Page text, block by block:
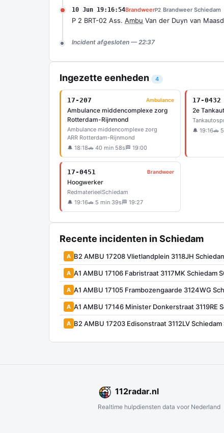
10 Jun 19:16:54BrandweerP2 Brandweer Schiedam
P 2 BRT-02 Ass. Ambu Van der Duyn van
Incident afgesloten — 22:37
Ingezette eenheden 4
17-207 Ambulance
Ambulance middencomplexe zorg
Rotterdam-Rijnmond
Ambulance middencomplexe zorg
ARR Rotterdam-Rijnmond
🔔 18:18🚗 40 min 58s 🏁 19:00
17-0432
2e
🔔 19:16🚗
17-0451 Brandweer
Hoogwerker
RedmaterieelSchiedam
🔔 19:16🚗 5 min 39s 🏁 19:27
Recente incidenten in Schiedam
A B2 AMBU 17208 Vlietlandplein 3118JH
A A1 AMBU 17106 Fabristraat 3117MK Schiedam
A A1 AMBU 17105 Frambozengaarde 3124WG
A A1 AMBU 17146 Minister Donkerstraat 3119RE
A B2 AMBU 17203 Edisonstraat 3112LV
112radar.nl
Realtime hulpdiensten data voor Nederland